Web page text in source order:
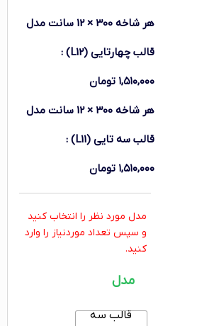
هر شاخه 300 × 12 سانت مدل
قالب چهارتایی (L12) :
۱,۵۱۰,۰۰۰ تومان
هر شاخه 300 × 12 سانت مدل
قالب سه تایی (L11) :
۱,۵۱۰,۰۰۰ تومان
مدل مورد نظر را انتخاب کنید
و سپس تعداد موردنیاز را وارد
کنید.
مدل
قالب سه